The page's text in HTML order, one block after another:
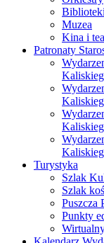
Biblioteki
Muzea
Kina i
Patronaty
Turystyka
Szlak
Szlak
Puszcza
Punkty